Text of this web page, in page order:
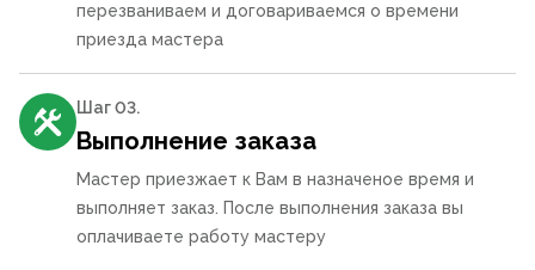
перезваниваем и договариваемся о времени
приезда мастера
Шаг 03.
Выполнение заказа
Мастер приезжает к Вам в назначеное время и
выполняет заказ. После выполнения заказа вы
оплачиваете работу мастеру